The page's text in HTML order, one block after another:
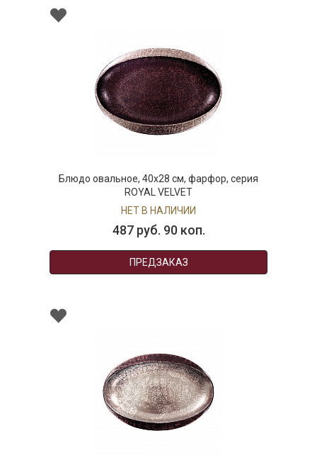
Блюдо овальное, 40х28 см, фарфор, серия
ROYAL VELVET
НЕТ В НАЛИЧИИ
487 руб. 90 коп.
ПРЕДЗАКАЗ